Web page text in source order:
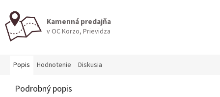
Kamenná predajňa
v OC Korzo, Prievidza
Popis Hodnotenie Diskusia
Podrobný popis